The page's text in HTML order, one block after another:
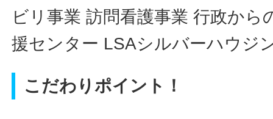
ビリ事業 訪問看護事業 行政から
援センター LSAシルバーハウジ
こだわりポイント！